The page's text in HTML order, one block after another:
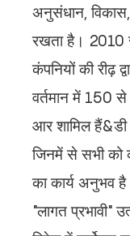
अनुसंधान, विकास,
रखता है। 2010
कंपनियों की रीढ़
वर्तमान में 150
आर शामिल हैं&डी
जिनमें से सभी को
का कार्य अनुभव
"लागत प्रभावी"